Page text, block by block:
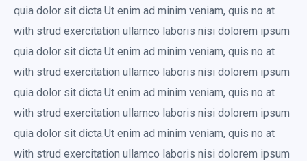
quia dolor sit dicta.Ut enim ad minim veniam, quis no at
with strud exercitation ullamco laboris nisi dolorem ipsum
quia dolor sit dicta.Ut enim ad minim veniam, quis no at
with strud exercitation ullamco laboris nisi dolorem ipsum
quia dolor sit dicta.Ut enim ad minim veniam, quis no at
with strud exercitation ullamco laboris nisi dolorem ipsum
quia dolor sit dicta.Ut enim ad minim veniam, quis no at
with strud exercitation ullamco laboris nisi dolorem ipsum